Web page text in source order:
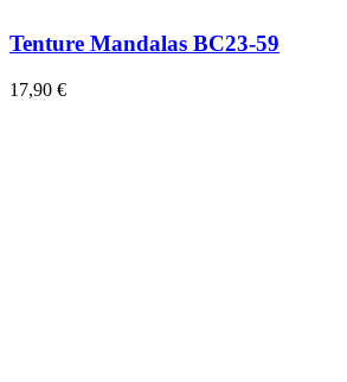
Tenture Mandalas BC23-59
17,90 €